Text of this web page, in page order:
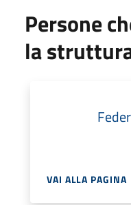
Persone
la
VAI ALLA PAGINA